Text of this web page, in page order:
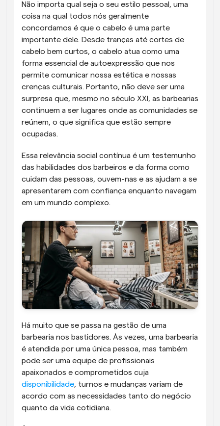
Não importa qual seja o seu estilo pessoal, uma
coisa na qual todos nós geralmente
concordamos é que o cabelo é uma parte
importante dele. Desde tranças até cortes de
cabelo bem curtos, o cabelo atua como uma
forma essencial de autoexpressão que nos
permite comunicar nossa estética e nossas
crenças culturais. Portanto, não deve ser uma
surpresa que, mesmo no século XXI, as barbearias
continuem a ser lugares onde as comunidades se
reúnem, o que significa que estão sempre
ocupadas.
Essa relevância social contínua é um testemunho
das habilidades dos barbeiros e da forma como
cuidam das pessoas, ouvem-nas e as ajudam a se
apresentarem com confiança enquanto navegam
em um mundo complexo.
Há muito que se passa na gestão de uma
barbearia nos bastidores. Às vezes, uma barbearia
é atendida por uma única pessoa, mas também
pode ser uma equipe de profissionais
disponibilidade, turnos e mudanças variam de
acordo com as necessidades tanto do negócio
quanto da vida cotidiana.